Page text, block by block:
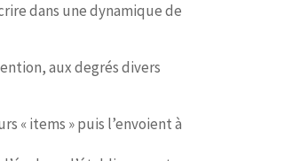
dans une dynamique de
aux degrés divers
« items » puis l’envoient à